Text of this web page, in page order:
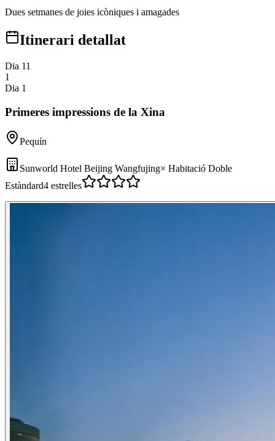
Dues setmanes de joies icòniques i amagades
Itinerari detallat
Dia 11
1
Dia 1
Primeres impressions de la Xina
Pequín
Sunworld Hotel Beijing Wangfujing× Habitació Doble
Estàndard4 estrelles